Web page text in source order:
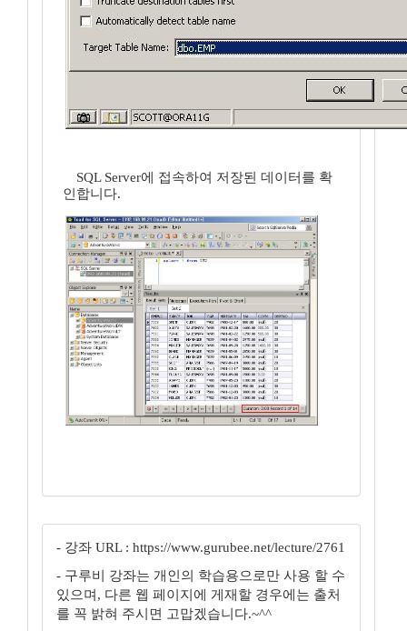
SQL Server에 접속하여 저장된 데이터를 확
인합니다.
- 강좌 URL : https://www.gurubee.net/lecture/2761
- 구루비 강좌는 개인의 학습용으로만 사용 할 수
있으며, 다른 웹 페이지에 게재할 경우에는 출처
를 꼭 밝혀 주시면 고맙겠습니다.~^^